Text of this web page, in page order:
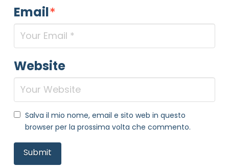
Email*
Website
Salva il mio nome, email e sito web in questo
browser per la prossima volta che commento.